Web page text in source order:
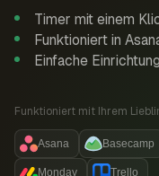
Timer mit einem
Funktioniert in
Einfache
Funktioniert mit Ihrem
Asana Basecamp
Monday Trello